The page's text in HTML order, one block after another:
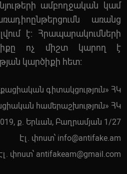
ամբողջական կամ
առանց
է: Հրապարակումների
ոչ միշտ կարող է
կարծիքի հետ:
գիտակցություն» ՀԿ
համերաշխություն» ՀԿ
ք. Երևան, Բաղրամյան 1/27
Էլ. փոստ՝ info@antifake.am
փոստ՝ antifakeam@gmail.com